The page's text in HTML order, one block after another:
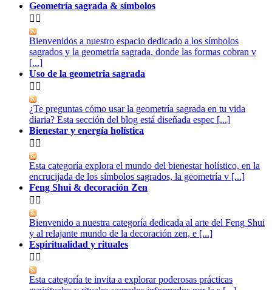
Geometría sagrada & símbolos
 
Bienvenidos a nuestro espacio dedicado a los símbolos
sagrados y la geometría sagrada, donde las formas cobran v
[...]
Uso de la geometria sagrada
 
¿Te preguntas cómo usar la geometría sagrada en tu vida
diaria? Esta sección del blog está diseñada espec [...]
Bienestar y energía holística
 
Esta categoría explora el mundo del bienestar holístico, en la
encrucijada de los símbolos sagrados, la geometría v [...]
Feng Shui & decoración Zen
 
Bienvenido a nuestra categoría dedicada al arte del Feng Shui
y al relajante mundo de la decoración zen, e [...]
Espiritualidad y rituales
 
Esta categoría te invita a explorar poderosas prácticas